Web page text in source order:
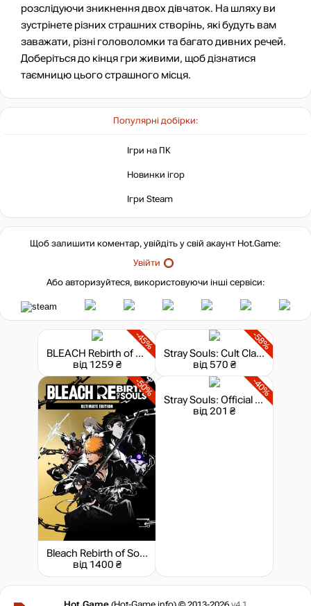
Популярні добірки:
Ігри на ПК
Новинки ігор
Ігри Steam
розслідуючи зникнення двох дівчаток. На шляху ви
зустрінете різних страшних створінь, які будуть вам
заважати, різні головоломки та багато дивних речей.
Доберіться до кінця гри живими, щоб дізнатися
таємницю цього страшного місця.
Щоб залишити коментар, увійдіть у свій акаунт Hot.Game:
Увійти
Або авторизуйтеся, використовуючи інші сервіси:
-45%
BLEACH Rebirth of Souls - Deluxe Edition
від 1259 ₴
-58%
Stray Souls: Cult Classic Edition
від 570 ₴
-50%
Bleach Rebirth of Souls - Ultimate Edition
від 1400 ₴
-40%
Stray Souls: Official Soundtrack
від 201 ₴